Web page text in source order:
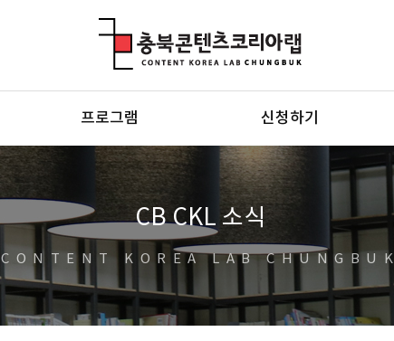
프로그램 신청하기
CB CKL 소식
CONTENT KOREA LAB CHUNGBUK